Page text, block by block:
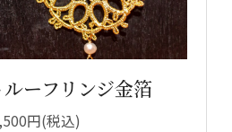
ーフリンジ金箔
円(税込)